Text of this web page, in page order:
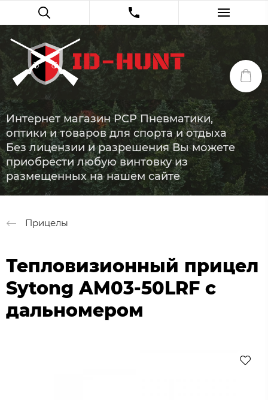
Интернет магазин PCP Пневматики,
оптики и товаров для спорта и отдыха
Без лицензии и разрешения Вы можете
приобрести любую винтовку из
размещенных на нашем сайте
Прицелы
Тепловизионный прицел
Sytong AM03-50LRF с
дальномером